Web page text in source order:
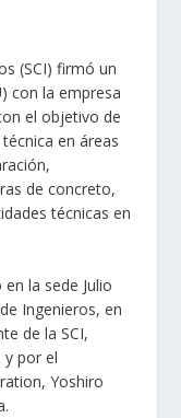
(SCI) firmó un
con la empresa
el objetivo de
en áreas
de concreto,
técnicas en
la sede Julio
Ingenieros, en
de la SCI,
por el
Yoshiro